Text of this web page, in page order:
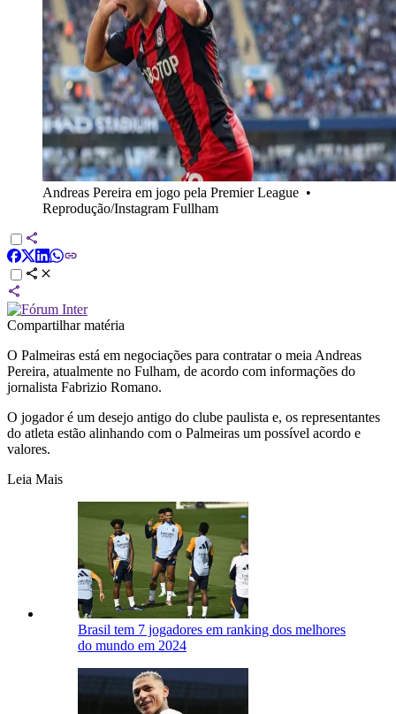
Andreas Pereira em jogo pela Premier League •
Reprodução/Instagram Fullham
Compartilhar matéria
O Palmeiras está em negociações para contratar o meia Andreas
Pereira, atualmente no Fulham, de acordo com informações do
jornalista Fabrizio Romano.
O jogador é um desejo antigo do clube paulista e, os representantes
do atleta estão alinhando com o Palmeiras um possível acordo e
valores.
Leia Mais
Brasil tem 7 jogadores em ranking dos melhores
do mundo em 2024